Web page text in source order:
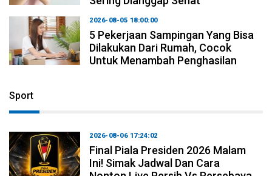
2026-08-05 18:00:00
5 Pekerjaan Sampingan Yang Bisa
Dilakukan Dari Rumah, Cocok
Untuk Menambah Penghasilan
Sport
2026-08-06 17:24:02
Final Piala Presiden 2026 Malam
Ini! Simak Jadwal Dan Cara